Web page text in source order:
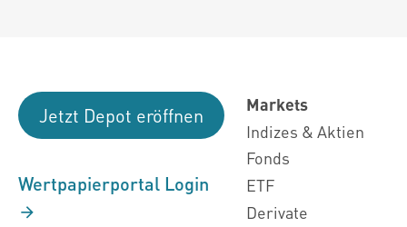
Jetzt Depot eröffnen
Wertpapierportal Login
Markets
Indizes & Aktien
Fonds
ETF
Derivate